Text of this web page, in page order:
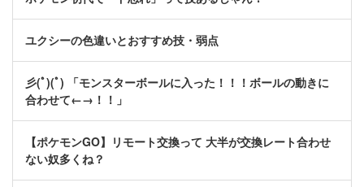
ユクシーの色違いとおすすめ技・弱点
彡(ﾟ)(ﾟ) 「モンスターボールに入った！！！ボールの動きに
合わせて←→！！」
【ポケモンGO】リモート交換って 大半が交換レート合わせ
ない奴多くね？